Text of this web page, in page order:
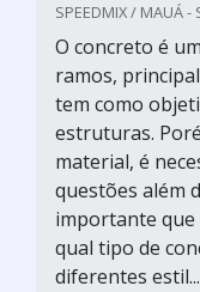
SPEEDMIX / MAUÁ -
O concreto é
ramos,
tem como
estruturas.
material, é
questões além
importante
qual tipo de
diferentes estil...